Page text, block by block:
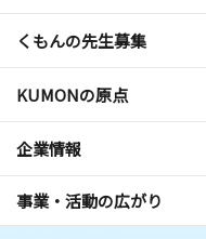
くもんの先生募集
KUMONの原点
企業情報
事業・活動の広がり